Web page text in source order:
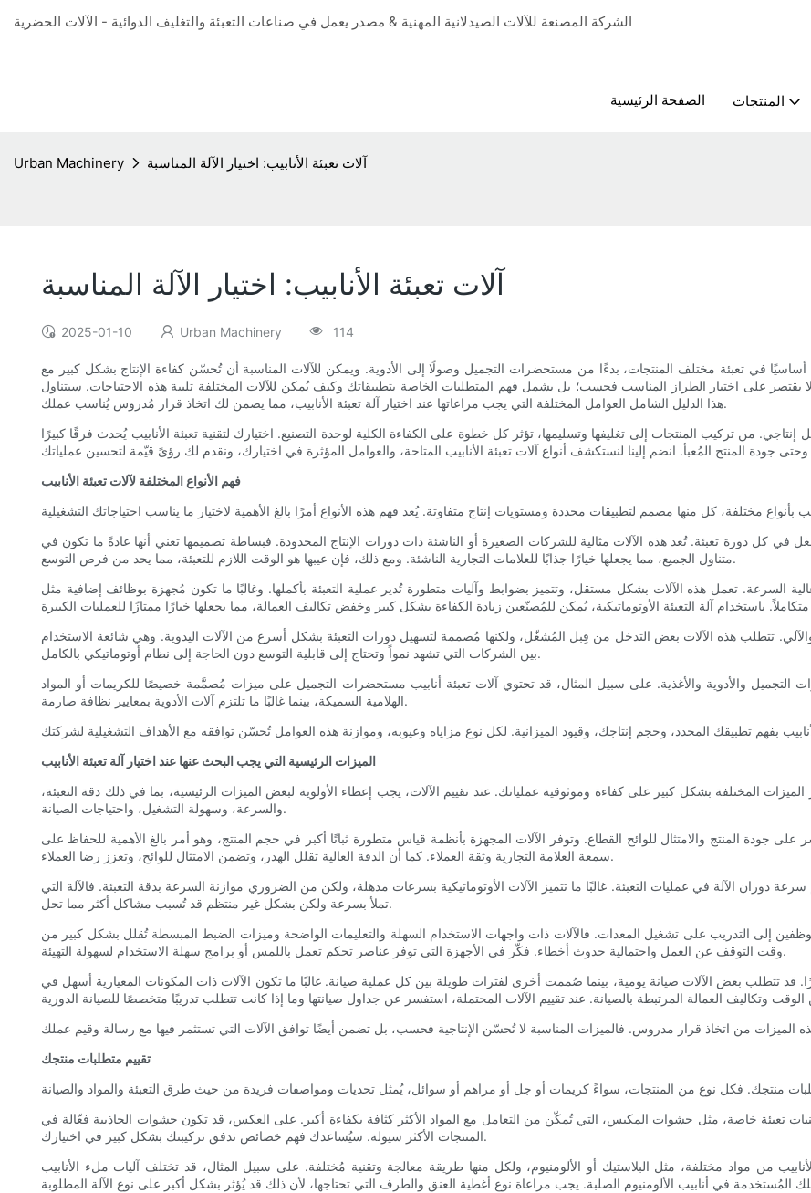
الشركة المصنعة للآلات الصيدلانية المهنية & مصدر يعمل في صناعات التعبئة والتغليف الدوائية - الآلات الحضرية
الصفحة الرئيسية المنتجات
Urban Machinery آلات تعبئة الأنابيب: اختيار الآلة المناسبة
آلات تعبئة الأنابيب: اختيار الآلة المناسبة
2025-01-10 Urban Machinery 114
في تعبئة مختلف المنتجات، بدءًا من مستحضرات التجميل وصولًا إلى الأدوية. ويمكن للآلات المناسبة أن تُحسّن كفاءة الإنتاج بشكل كبير مع
لا يقتصر على اختيار الطراز المناسب فحسب؛ بل يشمل فهم المتطلبات الخاصة بتطبيقاتك وكيف يُمكن للآلات المختلفة تلبية هذه الاحتياجات. سيتناول
هذا الدليل الشامل العوامل المختلفة التي يجب مراعاتها عند اختيار آلة تعبئة الأنابيب، مما يضمن لك اتخاذ قرار مُدروس يُناسب عملك.
من تركيب المنتجات إلى تغليفها وتسليمها، تؤثر كل خطوة على الكفاءة الكلية لوحدة التصنيع. اختيارك لتقنية تعبئة الأنابيب يُحدث فرقًا كبيرًا
فهم الأنواع المختلفة لآلات تعبئة الأنابيب
في كل دورة تعبئة. تُعد هذه الآلات مثالية للشركات الصغيرة أو الناشئة ذات دورات الإنتاج المحدودة. فبساطة تصميمها تعني أنها عادةً ما تكون في
متناول الجميع، مما يجعلها خيارًا جذابًا للعلامات التجارية الناشئة. ومع ذلك، فإن عيبها هو الوقت اللازم للتعبئة، مما يحد من فرص التوسع.
عالية السرعة. تعمل هذه الآلات بشكل مستقل، وتتميز بضوابط وآليات متطورة تُدير عملية التعبئة بأكملها. وغالبًا ما تكون مُجهزة بوظائف إضافية مثل
والآلي. تتطلب هذه الآلات بعض التدخل من قِبل المُشغّل، ولكنها مُصممة لتسهيل دورات التعبئة بشكل أسرع من الآلات اليدوية. وهي شائعة الاستخدام
بين الشركات التي تشهد نمواً وتحتاج إلى قابلية التوسع دون الحاجة إلى نظام أوتوماتيكي بالكامل.
والأدوية والأغذية. على سبيل المثال، قد تحتوي آلات تعبئة أنابيب مستحضرات التجميل على ميزات مُصمَّمة خصيصًا للكريمات أو المواد
الهلامية السميكة، بينما غالبًا ما تلتزم آلات الأدوية بمعايير نظافة صارمة.
الميزات الرئيسية التي يجب البحث عنها عند اختيار آلة تعبئة الأنابيب
الميزات المختلفة بشكل كبير على كفاءة وموثوقية عملياتك. عند تقييم الآلات، يجب إعطاء الأولوية لبعض الميزات الرئيسية، بما في ذلك دقة التعبئة،
والسرعة، وسهولة التشغيل، واحتياجات الصيانة.
جودة المنتج والامتثال للوائح القطاع. وتوفر الآلات المجهزة بأنظمة قياس متطورة ثباتًا أكبر في حجم المنتج، وهو أمر بالغ الأهمية للحفاظ على
سمعة العلامة التجارية وثقة العملاء. كما أن الدقة العالية تقلل الهدر، وتضمن الامتثال للوائح، وتعزز رضا العملاء.
الآلة في عمليات التعبئة. غالبًا ما تتميز الآلات الأوتوماتيكية بسرعات مذهلة، ولكن من الضروري موازنة السرعة بدقة التعبئة. فالآلة التي
تملأ بسرعة ولكن بشكل غير منتظم قد تُسبب مشاكل أكثر مما تحل.
إلى التدريب على تشغيل المعدات. فالآلات ذات واجهات الاستخدام السهلة والتعليمات الواضحة وميزات الضبط المبسطة تُقلل بشكل كبير من
وقت التوقف عن العمل واحتمالية حدوث أخطاء. فكّر في الأجهزة التي توفر عناصر تحكم تعمل باللمس أو برامج سهلة الاستخدام لسهولة التهيئة.
قد تتطلب بعض الآلات صيانة يومية، بينما صُممت أخرى لفترات طويلة بين كل عملية صيانة. غالبًا ما تكون الآلات ذات المكونات المعيارية أسهل في
تقييم متطلبات منتجك
تعبئة خاصة، مثل حشوات المكبس، التي تُمكّن من التعامل مع المواد الأكثر كثافة بكفاءة أكبر. على العكس، قد تكون حشوات الجاذبية فعّالة في
المنتجات الأكثر سيولة. سيُساعدك فهم خصائص تدفق تركيبتك بشكل كبير في اختيارك.
من مواد مختلفة، مثل البلاستيك أو الألومنيوم، ولكل منها طريقة معالجة وتقنية مُختلفة. على سبيل المثال، قد تختلف آليات ملء الأنابيب